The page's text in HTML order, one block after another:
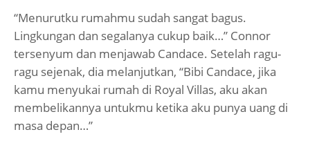
“Menurutku rumahmu sudah sangat bagus.
Lingkungan dan segalanya cukup baik…” Connor
tersenyum dan menjawab Candace. Setelah ragu-
ragu sejenak, dia melanjutkan, “Bibi Candace, jika
kamu menyukai rumah di Royal Villas, aku akan
membelikannya untukmu ketika aku punya uang di
masa depan…”